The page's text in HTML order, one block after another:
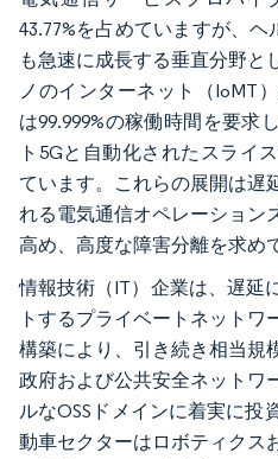
43.77%を占めていますが、ヘ
も急速に成長する垂直分野と
ノのインターネット（IoMT
は99.999%の稼働時間を要求
ト5Gと自動化されたスライ
ています。これらの展開は遅
れる電気通信オペレーション
高め、高度な障害分離を求め
情報技術（IT）企業は、遅延
トするプライベートネット
構築により、引き続き相当規
政府および公共安全ネットワ
ルなOSSドメインに着実に投
動車セクターはロボティクス